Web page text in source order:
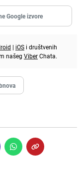
Google izvore
| iOS i društvenih
našeg ViberChata.